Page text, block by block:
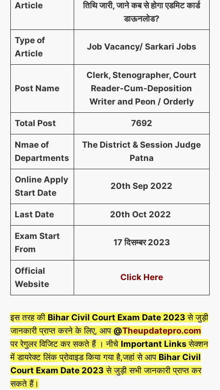
Article
तिथि जारी, जाने कब से होगा एडमिट कार्ड
डाऊनलोड?
Type of
Article
Job Vacancy/ Sarkari Jobs
Post Name
Clerk, Stenographer, Court
Reader-Cum-Deposition
Writer and Peon / Orderly
Total Post 7692
Nmae of
Departments
The District & Session Judge
Patna
Online Apply
Start Date
20th Sep 2022
Last Date 20th Oct 2022
Exam Start
From
17 दिसम्बर 2023
Official
Website
Click Here
इस तरह की Bihar Civil Court Exam Date 2023से जुड़ी
जानकारी प्राप्त करने के लिए, आप @Theupdatepro.com
पर रेगुलर विजिट कर सकते हैं । नीचे Important Linksसेक्शन
में डायरेक्ट लिंक प्रोवाइड किया गया है,जहां से आप Bihar Civil
Court Exam Date 2023से जुड़ी सभी जानकारी प्राप्त कर
सकते हैं।